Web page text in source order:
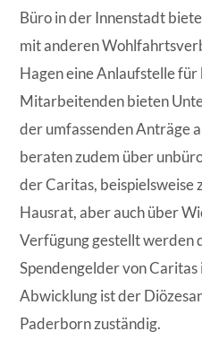
Büro in der Innenstadt
mit anderen
Hagen eine Anlaufstelle
Mitarbeitenden bieten
der umfassenden Anträge
beraten zudem über
der Caritas,
Hausrat, aber auch über
Verfügung gestellt werden
Spendengelder von
Abwicklung ist der
Paderborn zuständig.